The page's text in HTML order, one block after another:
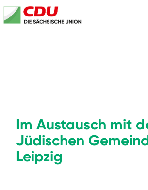
Im Austausch mit
Jüdischen
Leipzig